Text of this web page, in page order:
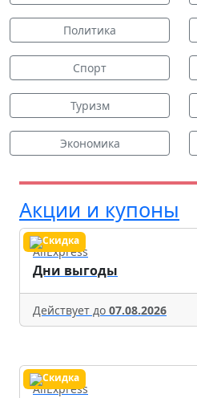
Политика
Спорт
Туризм
Экономика
Акции и купоны
AliExpress
Дни выгоды
Действует до 07.08.2026
AliExpress